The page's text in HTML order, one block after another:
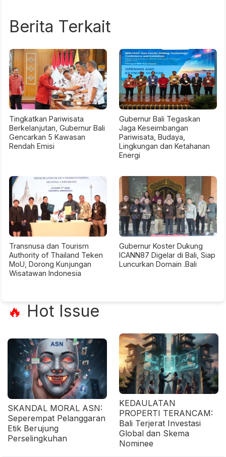
Berita Terkait
Tingkatkan Pariwisata
Berkelanjutan, Gubernur Bali
Gencarkan 5 Kawasan
Rendah Emisi
Gubernur Bali Tegaskan
Jaga Keseimbangan
Pariwisata, Budaya,
Lingkungan dan Ketahanan
Energi
Transnusa dan Tourism
Authority of Thailand Teken
MoU, Dorong Kunjungan
Wisatawan Indonesia
Gubernur Koster Dukung
ICANN87 Digelar di Bali, Siap
Luncurkan Domain .Bali
🔥 Hot Issue
SKANDAL MORAL ASN:
Seperempat Pelanggaran
Etik Berujung
Perselingkuhan
KEDAULATAN
PROPERTI TERANCAM:
Bali Terjerat Investasi
Global dan Skema
Nominee